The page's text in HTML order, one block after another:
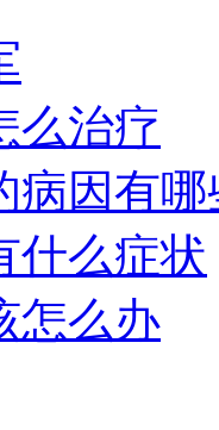
么治疗
病因有哪
什么症状
怎么办